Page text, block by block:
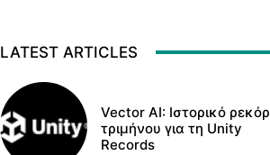
LATEST ARTICLES
Vector AI: Ιστορικό ρεκόρ
τριμήνου για τη Unity
Records